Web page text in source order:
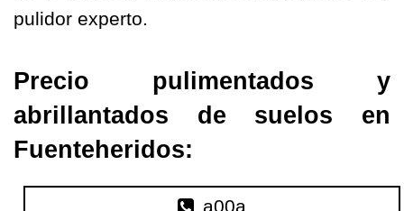
pulidor experto.
Precio pulimentados y
abrillantados de suelos en
Fuenteheridos:
a00a